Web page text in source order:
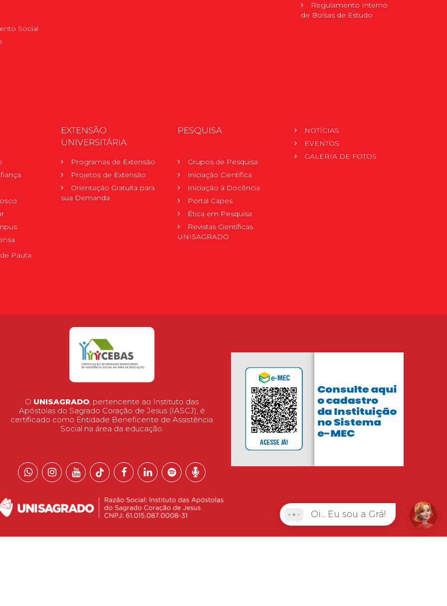
Social
Regulamento Interno
de Bolsas de Estudo
Pauta
EXTENSÃO
UNIVERSITÁRIA
Programas de Extensão
Projetos de Extensão
Orientação Gratuita para
sua Demanda
PESQUISA
Grupos de Pesquisa
Iniciação Científica
Iniciação à Docência
Portal Capes
Ética em Pesquisa
Revistas Científicas
UNISAGRADO
NOTÍCIAS
EVENTOS
GALERIA DE FOTOS
O UNISAGRADO, pertencente ao Instituto das
Apóstolas do Sagrado Coração de Jesus (IASCJ), é
certificado como Entidade Beneficente de Assistência
Social na área da educação.
Oi... Eu sou a Grá!